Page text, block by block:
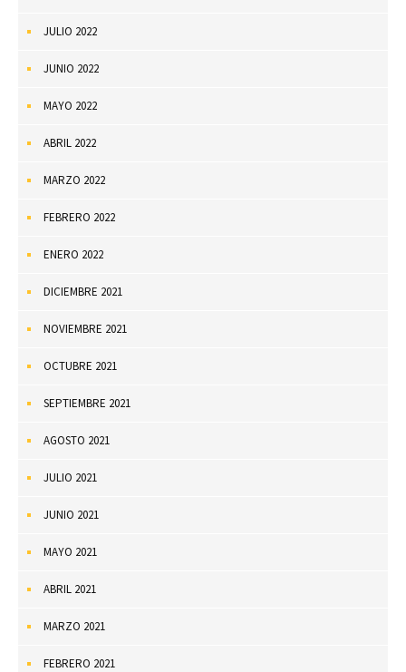
JULIO 2022
JUNIO 2022
MAYO 2022
ABRIL 2022
MARZO 2022
FEBRERO 2022
ENERO 2022
DICIEMBRE 2021
NOVIEMBRE 2021
OCTUBRE 2021
SEPTIEMBRE 2021
AGOSTO 2021
JULIO 2021
JUNIO 2021
MAYO 2021
ABRIL 2021
MARZO 2021
FEBRERO 2021